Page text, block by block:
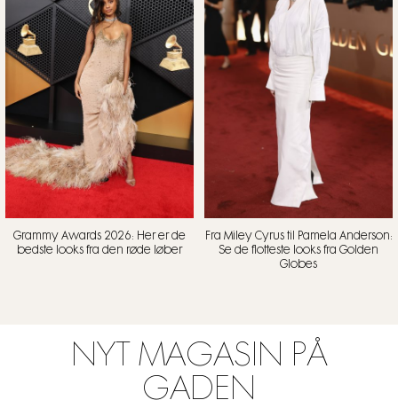
Grammy Awards 2026: Her er de
bedste looks fra den røde løber
Fra Miley Cyrus til Pamela Anderson:
Se de flotteste looks fra Golden
Globes
NYT MAGASIN PÅ
GADEN